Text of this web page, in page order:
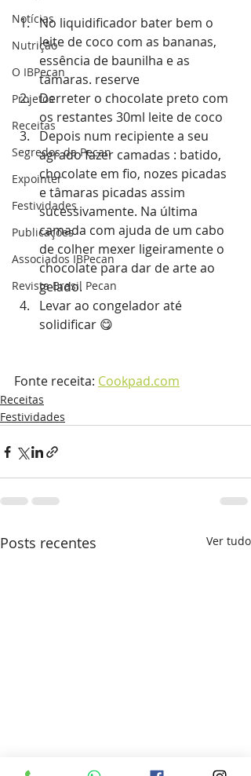
Notícias
Nutrição
O IBPecan
Projetos
Receitas
Segredos da Pecan
Expointer
Festividades
Publicações
Associados IBPecan
Revista Brasil Pecan
No liquidificador bater bem o
leite de coco com as bananas,
essência de baunilha e as
tâmaras. reserve
Derreter o chocolate preto com
os restantes 30ml leite de coco
Depois num recipiente a seu
agrado fazer camadas : batido,
chocolate em fio, nozes picadas
e tâmaras picadas assim
sucessivamente. Na última
camada com ajuda de um cabo
de colher mexer ligeiramente o
chocolate para dar de arte ao
gelado.
Levar ao congelador até
solidificar 😋
Fonte receita: Cookpad.com
Receitas
Festividades
Posts recentes Ver tudo